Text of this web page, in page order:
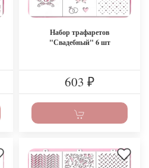
Набор трафаретов
"Свадебный" 6 шт
603 ₽